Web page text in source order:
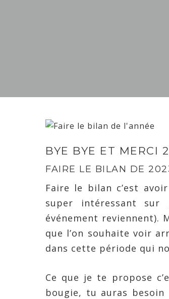
BYE BYE ET MERCI
FAIRE LE BILAN DE
Faire le bilan c’est
super intéressant sur
événement reviennent).
que l’on souhaite voir
dans cette période qui
Ce que je te propose
bougie, tu auras